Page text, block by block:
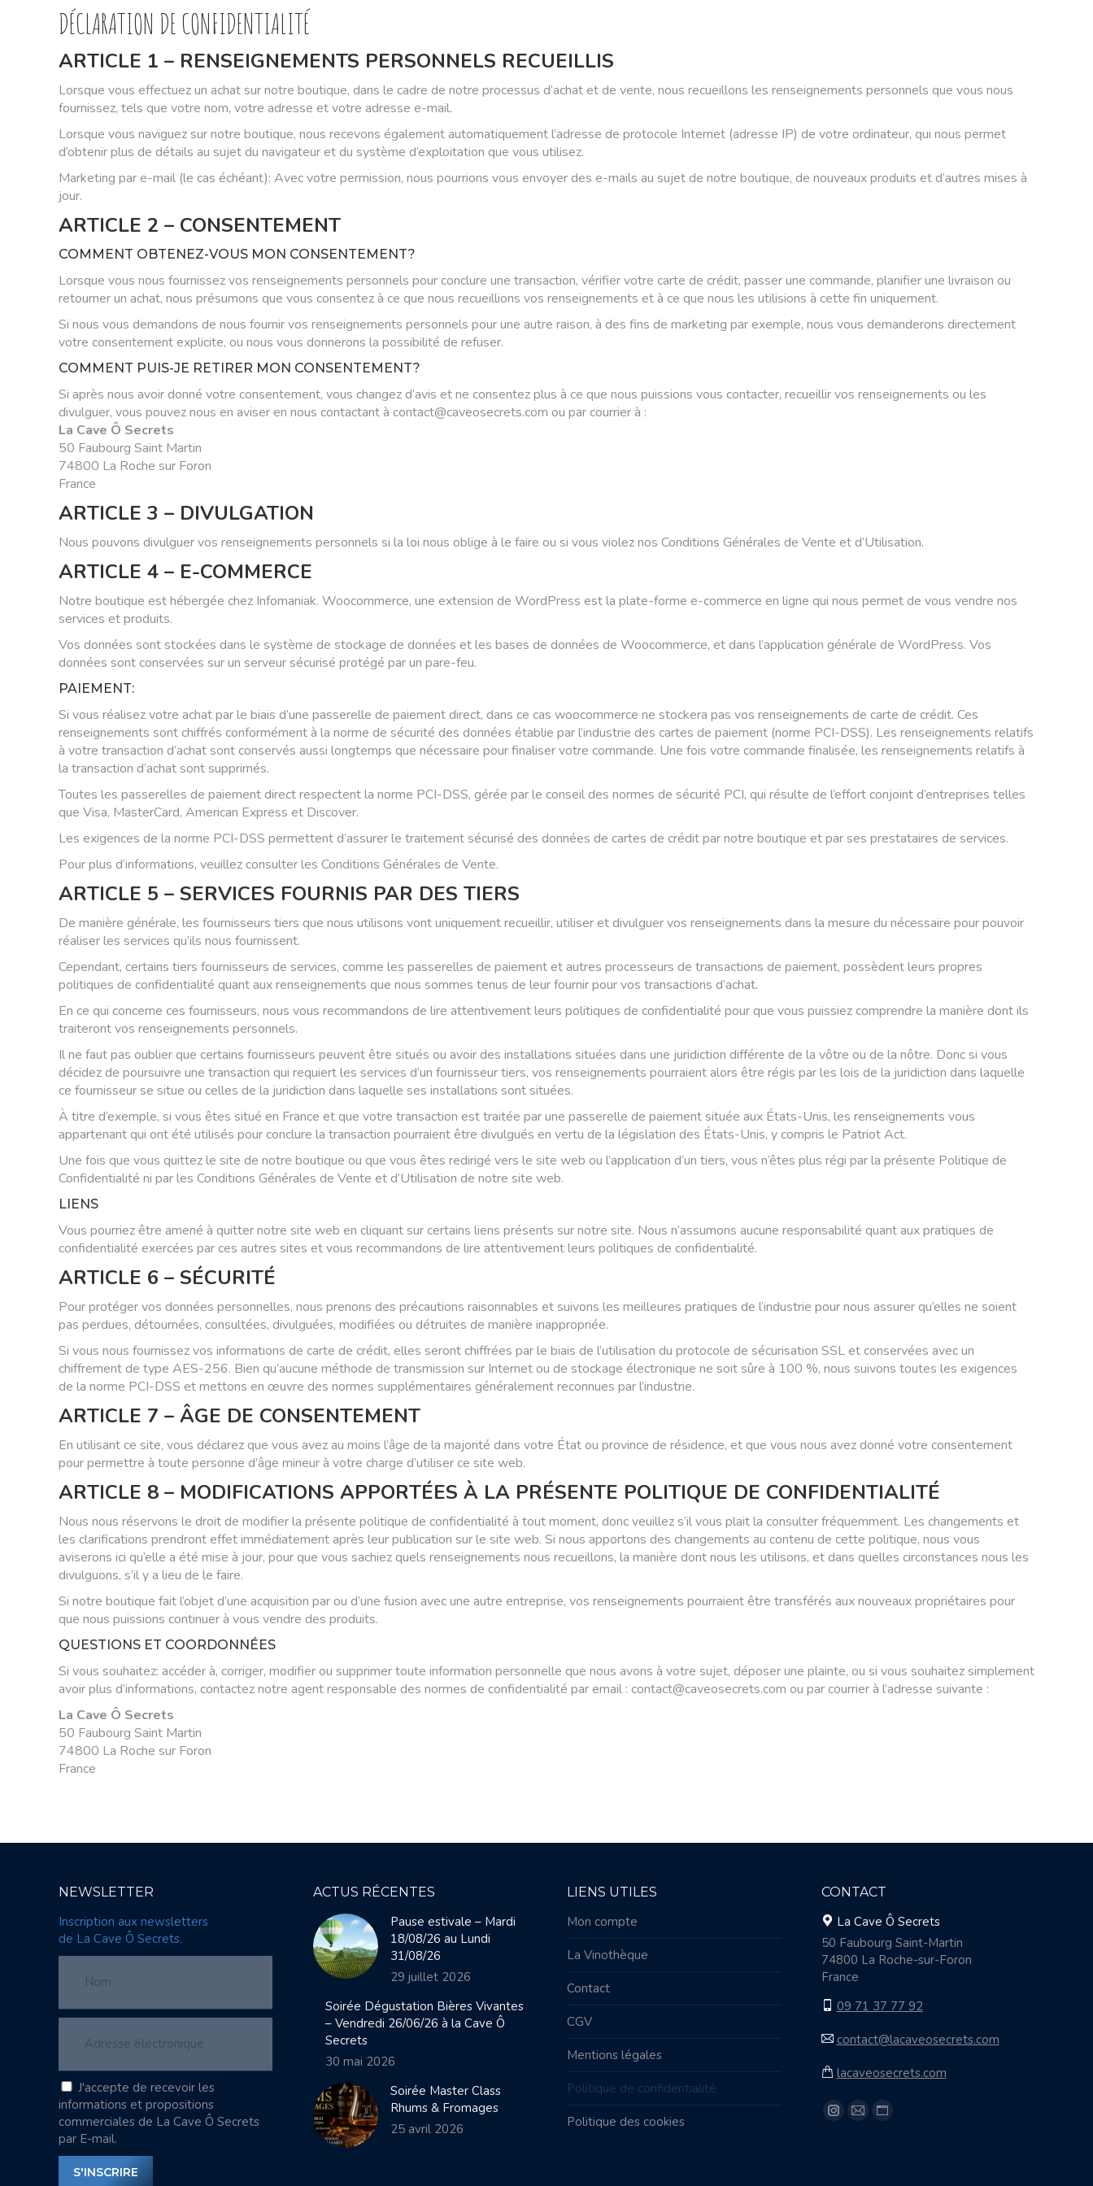
DÉCLARATION DE CONFIDENTIALITÉ
ARTICLE 1 – RENSEIGNEMENTS PERSONNELS RECUEILLIS
Lorsque vous effectuez un achat sur notre boutique, dans le cadre de notre processus d’achat et de vente, nous recueillons les renseignements personnels que vous nous
fournissez, tels que votre nom, votre adresse et votre adresse e-mail.
Lorsque vous naviguez sur notre boutique, nous recevons également automatiquement l’adresse de protocole Internet (adresse IP) de votre ordinateur, qui nous permet
d’obtenir plus de détails au sujet du navigateur et du système d’exploitation que vous utilisez.
Marketing par e-mail (le cas échéant): Avec votre permission, nous pourrions vous envoyer des e-mails au sujet de notre boutique, de nouveaux produits et d’autres mises à
jour.
ARTICLE 2 – CONSENTEMENT
COMMENT OBTENEZ-VOUS MON CONSENTEMENT?
Lorsque vous nous fournissez vos renseignements personnels pour conclure une transaction, vérifier votre carte de crédit, passer une commande, planifier une livraison ou
retourner un achat, nous présumons que vous consentez à ce que nous recueillions vos renseignements et à ce que nous les utilisions à cette fin uniquement.
Si nous vous demandons de nous fournir vos renseignements personnels pour une autre raison, à des fins de marketing par exemple, nous vous demanderons directement
votre consentement explicite, ou nous vous donnerons la possibilité de refuser.
COMMENT PUIS-JE RETIRER MON CONSENTEMENT?
Si après nous avoir donné votre consentement, vous changez d’avis et ne consentez plus à ce que nous puissions vous contacter, recueillir vos renseignements ou les
divulguer, vous pouvez nous en aviser en nous contactant à contact@caveosecrets.com ou par courrier à :
La Cave Ô Secrets
50 Faubourg Saint Martin
74800 La Roche sur Foron
France
ARTICLE 3 – DIVULGATION
Nous pouvons divulguer vos renseignements personnels si la loi nous oblige à le faire ou si vous violez nos Conditions Générales de Vente et d’Utilisation.
ARTICLE 4 – E-COMMERCE
Notre boutique est hébergée chez Infomaniak. Woocommerce, une extension de WordPress est la plate-forme e-commerce en ligne qui nous permet de vous vendre nos
services et produits.
Vos données sont stockées dans le système de stockage de données et les bases de données de Woocommerce, et dans l’application générale de WordPress. Vos
données sont conservées sur un serveur sécurisé protégé par un pare-feu.
PAIEMENT:
Si vous réalisez votre achat par le biais d’une passerelle de paiement direct, dans ce cas woocommerce ne stockera pas vos renseignements de carte de crédit. Ces
renseignements sont chiffrés conformément à la norme de sécurité des données établie par l’industrie des cartes de paiement (norme PCI-DSS). Les renseignements relatifs
à votre transaction d’achat sont conservés aussi longtemps que nécessaire pour finaliser votre commande. Une fois votre commande finalisée, les renseignements relatifs à
la transaction d’achat sont supprimés.
Toutes les passerelles de paiement direct respectent la norme PCI-DSS, gérée par le conseil des normes de sécurité PCI, qui résulte de l’effort conjoint d’entreprises telles
que Visa, MasterCard, American Express et Discover.
Les exigences de la norme PCI-DSS permettent d’assurer le traitement sécurisé des données de cartes de crédit par notre boutique et par ses prestataires de services.
Pour plus d’informations, veuillez consulter les Conditions Générales de Vente.
ARTICLE 5 – SERVICES FOURNIS PAR DES TIERS
De manière générale, les fournisseurs tiers que nous utilisons vont uniquement recueillir, utiliser et divulguer vos renseignements dans la mesure du nécessaire pour pouvoir
réaliser les services qu’ils nous fournissent.
Cependant, certains tiers fournisseurs de services, comme les passerelles de paiement et autres processeurs de transactions de paiement, possèdent leurs propres
politiques de confidentialité quant aux renseignements que nous sommes tenus de leur fournir pour vos transactions d’achat.
En ce qui concerne ces fournisseurs, nous vous recommandons de lire attentivement leurs politiques de confidentialité pour que vous puissiez comprendre la manière dont ils
traiteront vos renseignements personnels.
Il ne faut pas oublier que certains fournisseurs peuvent être situés ou avoir des installations situées dans une juridiction différente de la vôtre ou de la nôtre. Donc si vous
décidez de poursuivre une transaction qui requiert les services d’un fournisseur tiers, vos renseignements pourraient alors être régis par les lois de la juridiction dans laquelle
ce fournisseur se situe ou celles de la juridiction dans laquelle ses installations sont situées.
À titre d’exemple, si vous êtes situé en France et que votre transaction est traitée par une passerelle de paiement située aux États-Unis, les renseignements vous
appartenant qui ont été utilisés pour conclure la transaction pourraient être divulgués en vertu de la législation des États-Unis, y compris le Patriot Act.
Une fois que vous quittez le site de notre boutique ou que vous êtes redirigé vers le site web ou l’application d’un tiers, vous n’êtes plus régi par la présente Politique de
Confidentialité ni par les Conditions Générales de Vente et d’Utilisation de notre site web.
LIENS
Vous pourriez être amené à quitter notre site web en cliquant sur certains liens présents sur notre site. Nous n’assumons aucune responsabilité quant aux pratiques de
confidentialité exercées par ces autres sites et vous recommandons de lire attentivement leurs politiques de confidentialité.
ARTICLE 6 – SÉCURITÉ
Pour protéger vos données personnelles, nous prenons des précautions raisonnables et suivons les meilleures pratiques de l’industrie pour nous assurer qu’elles ne soient
pas perdues, détournées, consultées, divulguées, modifiées ou détruites de manière inappropriée.
Si vous nous fournissez vos informations de carte de crédit, elles seront chiffrées par le biais de l’utilisation du protocole de sécurisation SSL et conservées avec un
chiffrement de type AES-256. Bien qu’aucune méthode de transmission sur Internet ou de stockage électronique ne soit sûre à 100 %, nous suivons toutes les exigences
de la norme PCI-DSS et mettons en œuvre des normes supplémentaires généralement reconnues par l’industrie.
ARTICLE 7 – ÂGE DE CONSENTEMENT
En utilisant ce site, vous déclarez que vous avez au moins l’âge de la majorité dans votre État ou province de résidence, et que vous nous avez donné votre consentement
pour permettre à toute personne d’âge mineur à votre charge d’utiliser ce site web.
ARTICLE 8 – MODIFICATIONS APPORTÉES À LA PRÉSENTE POLITIQUE DE CONFIDENTIALITÉ
Nous nous réservons le droit de modifier la présente politique de confidentialité à tout moment, donc veuillez s’il vous plait la consulter fréquemment. Les changements et
les clarifications prendront effet immédiatement après leur publication sur le site web. Si nous apportons des changements au contenu de cette politique, nous vous
aviserons ici qu’elle a été mise à jour, pour que vous sachiez quels renseignements nous recueillons, la manière dont nous les utilisons, et dans quelles circonstances nous les
divulguons, s’il y a lieu de le faire.
Si notre boutique fait l’objet d’une acquisition par ou d’une fusion avec une autre entreprise, vos renseignements pourraient être transférés aux nouveaux propriétaires pour
que nous puissions continuer à vous vendre des produits.
QUESTIONS ET COORDONNÉES
Si vous souhaitez: accéder à, corriger, modifier ou supprimer toute information personnelle que nous avons à votre sujet, déposer une plainte, ou si vous souhaitez simplement
avoir plus d’informations, contactez notre agent responsable des normes de confidentialité par email : contact@caveosecrets.com ou par courrier à l’adresse suivante :
La Cave Ô Secrets
50 Faubourg Saint Martin
74800 La Roche sur Foron
France
NEWSLETTER
Inscription aux newsletters
de La Cave Ô Secrets.
J'accepte de recevoir les
informations et propositions
commerciales de La Cave Ô Secrets
par E-mail.
S'INSCRIRE
ACTUS RÉCENTES
Pause estivale – Mardi
18/08/26 au Lundi
31/08/26
29 juillet 2026
Soirée Dégustation Bières Vivantes
– Vendredi 26/06/26 à la Cave Ô
Secrets
30 mai 2026
Soirée Master Class
Rhums & Fromages
25 avril 2026
LIENS UTILES
Mon compte
La Vinothèque
Contact
CGV
Mentions légales
Politique de confidentialité
Politique des cookies
CONTACT
La Cave Ô Secrets
50 Faubourg Saint-Martin
74800 La Roche-sur-Foron
France
09 71 37 77 92
contact@lacaveosecrets.com
lacaveosecrets.com
Trouvez nous sur :
Instagram
E-
Site